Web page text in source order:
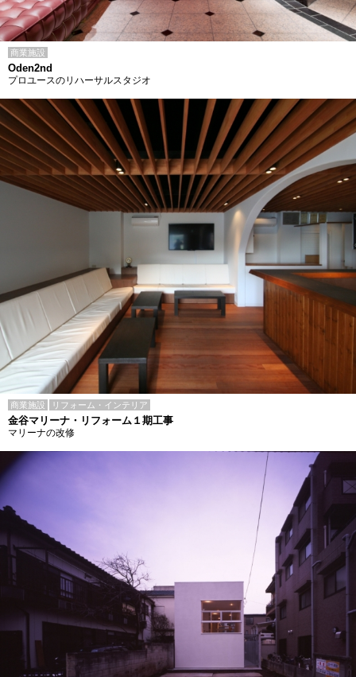
商業施設
Oden2nd
プロユースのリハーサルスタジオ
商業施設 リフォーム・インテリア
金谷マリーナ・リフォーム１期工事
マリーナの改修